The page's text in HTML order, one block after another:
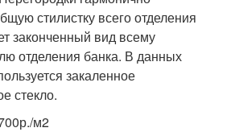
стилистку всего отделения
законченный вид всему
отделения банка. В данных
закаленное
стекло.
м2